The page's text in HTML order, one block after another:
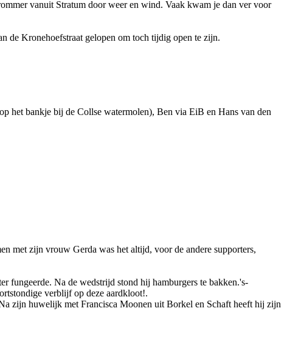
vanuit Stratum door weer en wind. Vaak kwam je dan ver voor
de Kronehoefstraat gelopen om toch tijdig open te zijn.
het bankje bij de Collse watermolen), Ben via EiB en Hans van den
met zijn vrouw Gerda was het altijd, voor de andere supporters,
fungeerde. Na de wedstrijd stond hij hamburgers te bakken.'s-
verblijf op deze aardkloot!.
zijn huwelijk met Francisca Moonen uit Borkel en Schaft heeft hij zijn